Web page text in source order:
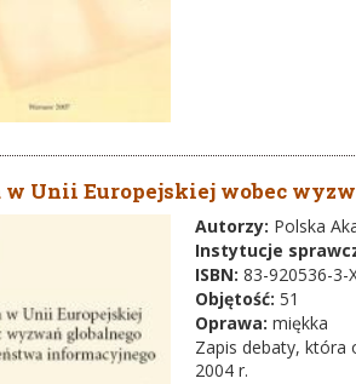
w Unii Europejskiej wobec
Autorzy: Polska
Instytucje
ISBN: 83-920536-3-
Objętość: 51
Oprawa: miękka
Zapis debaty, która
2004 r.